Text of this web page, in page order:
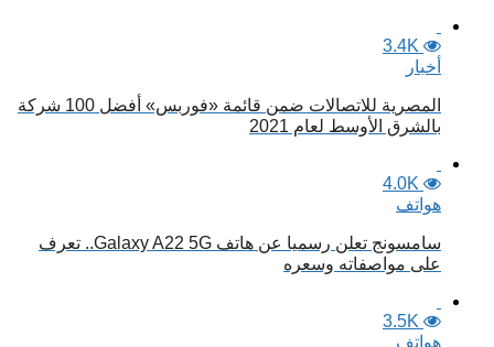
3.4K
أخبار
المصرية للاتصالات ضمن قائمة «فوربس» أفضل 100 شركة
بالشرق الأوسط لعام 2021
4.0K
هواتف
سامسونج تعلن رسميا عن هاتف Galaxy A22 5G.. تعرف
على مواصفاته وسعره
3.5K
هواتف